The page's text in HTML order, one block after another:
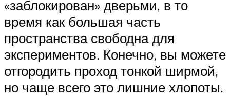
«заблокирован» дверьми, в то
время как большая часть
пространства свободна для
экспериментов. Конечно, вы можете
отгородить проход тонкой ширмой,
но чаще всего это лишние хлопоты.